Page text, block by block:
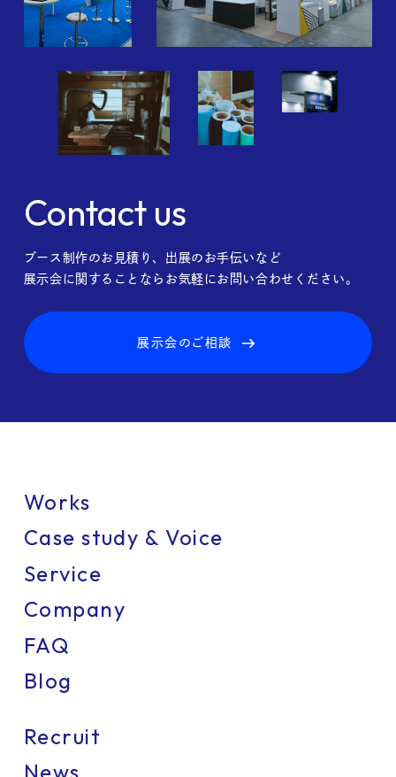
Contact us
ブース制作のお見積り、出展のお手伝いなど
展示会に関することならお気軽にお問い合わせください。
展示会のご相談
Works
Case study & Voice
Service
Company
FAQ
Blog
Recruit